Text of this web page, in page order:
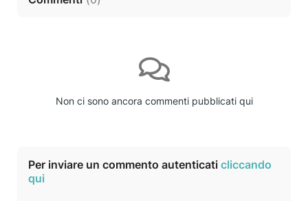
Non ci sono ancora commenti pubblicati qui
Per inviare un commento autenticati cliccando
qui